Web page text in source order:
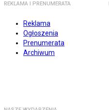
REKLAMA I PRENUMERATA
Reklama
Ogłoszenia
Prenumerata
Archiwum